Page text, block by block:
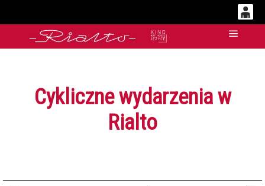
0,00
14 53
Cykliczne wydarzenia w
Rialto